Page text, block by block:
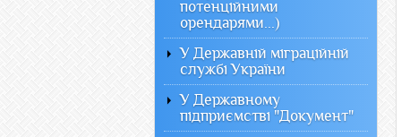
потенційними
орендарями...)
У Державній міграційній
службі України
У Державному
підприємстві "Документ"